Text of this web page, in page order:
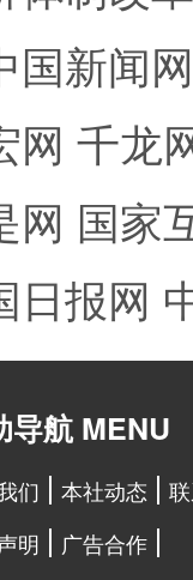
国新闻网
网 千龙
网 国家
日报网
导航 MENU
们 本社动态
明
广告合作